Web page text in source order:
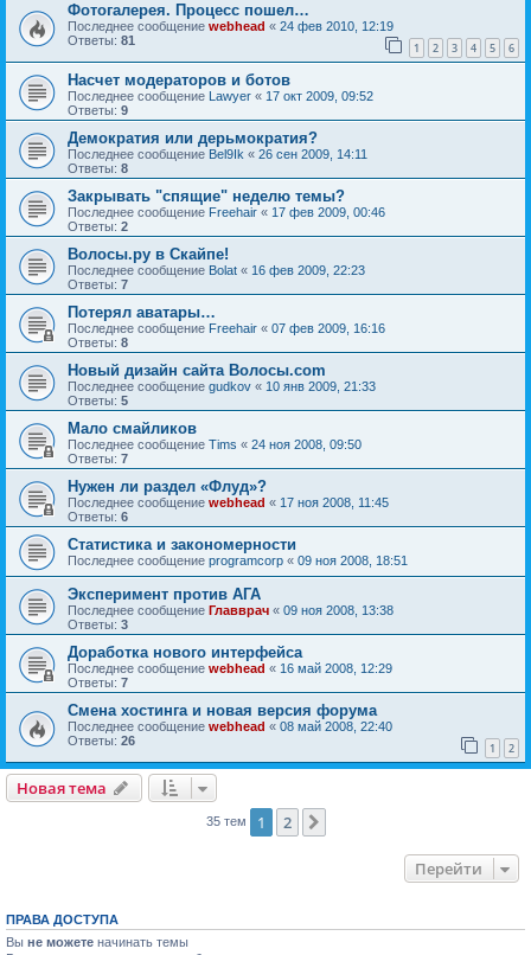
Фотогалерея. Процесс пошел…
Последнее сообщение webhead « 24 фев 2010, 12:19
Ответы: 81 1 2 3 4 5 6
Насчет модераторов и ботов
Последнее сообщение Lawyer « 17 окт 2009, 09:52
Ответы: 9
Демократия или дерьмократия?
Последнее сообщение Bel9Ik « 26 сен 2009, 14:11
Ответы: 8
Закрывать "спящие" неделю темы?
Последнее сообщение Freehair « 17 фев 2009, 00:46
Ответы: 2
Волосы.ру в Скайпе!
Последнее сообщение Bolat « 16 фев 2009, 22:23
Ответы: 7
Потерял аватары…
Последнее сообщение Freehair « 07 фев 2009, 16:16
Ответы: 8
Новый дизайн сайта Волосы.com
Последнее сообщение gudkov « 10 янв 2009, 21:33
Ответы: 5
Мало смайликов
Последнее сообщение Tims « 24 ноя 2008, 09:50
Ответы: 7
Нужен ли раздел «Флуд»?
Последнее сообщение webhead « 17 ноя 2008, 11:45
Ответы: 6
Статистика и закономерности
Последнее сообщение programcorp « 09 ноя 2008, 18:51
Эксперимент против АГА
Последнее сообщение Главврач « 09 ноя 2008, 13:38
Ответы: 3
Доработка нового интерфейса
Последнее сообщение webhead « 16 май 2008, 12:29
Ответы: 7
Смена хостинга и новая версия форума
Последнее сообщение webhead « 08 май 2008, 22:40
Ответы: 26 1 2
Новая тема
35 тем 1 2
Перейти
ПРАВА ДОСТУПА
Вы не можете начинать темы